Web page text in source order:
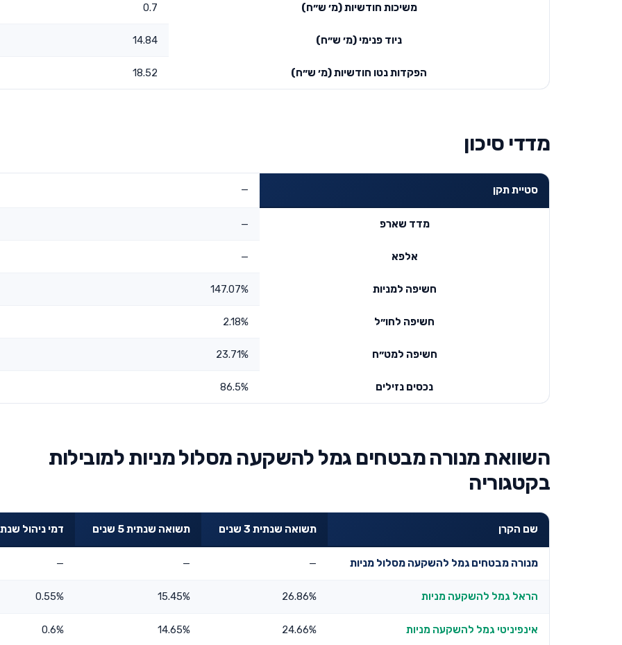
משיכות חודשיות (מ׳ ש״ח) 0.7
ניוד פנימי (מ׳ ש״ח) 14.84
הפקדות נטו חודשיות (מ׳ ש״ח) 18.52
מדדי סיכון
סטיית תקן —
מדד שארפ —
אלפא —
חשיפה למניות 147.07%
חשיפה לחו״ל 2.18%
חשיפה למט״ח 23.71%
נכסים נזילים 86.5%
השוואת מנורה מבטחים גמל להשקעה מסלול מניות למובילות
בקטגוריה
שם הקרן תשואה שנתית 3 שנים תשואה שנתית 5 שנים דמי ניהול
מנורה מבטחים גמל להשקעה מסלול מניות —
—
—
הראל גמל להשקעה מניות 26.86%
15.45%
0.55%
אינפיניטי גמל להשקעה מניות 24.66%
14.65%
0.6%